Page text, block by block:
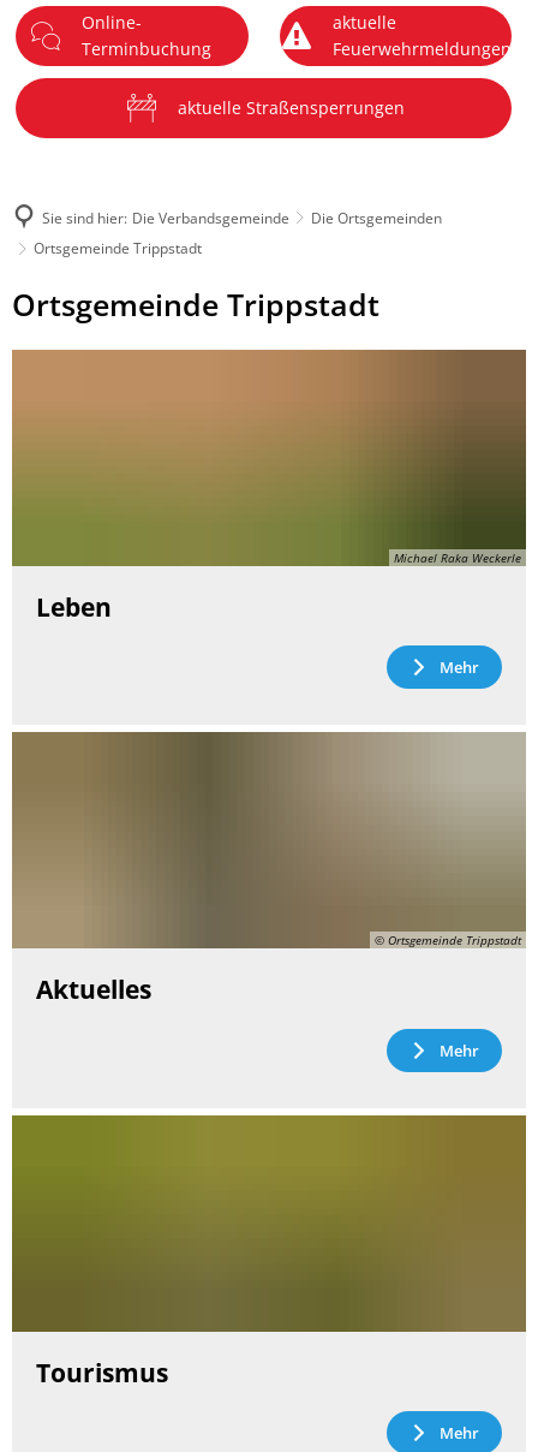
Menü
Online-
Terminbuchung
aktuelle
Feuerwehrmeldungen
aktuelle Straßensperrungen
Sie sind hier: Die Verbandsgemeinde
Die Ortsgemeinden
Ortsgemeinde Trippstadt
Ortsgemeinde
Trippstadt
Ortsgemeinde Trippstadt
Michael Raka Weckerle
Leben
Mehr
© Ortsgemeinde Trippstadt
Aktuelles
Mehr
Tourismus
Mehr